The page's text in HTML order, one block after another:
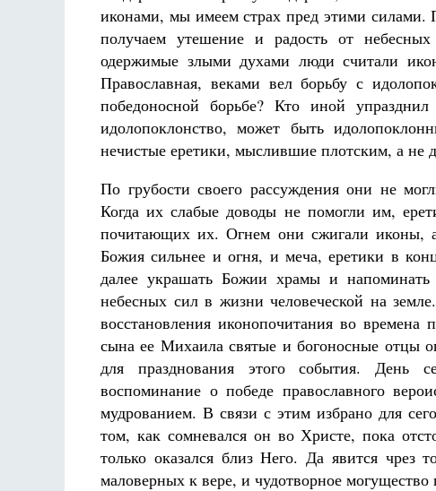
иконами, мы имеем страх пред этими силами.
получаем утешение и радость от
одержимые злыми духами люди считали
Православная, веками вел борьбу с
победоносной борьбе? Кто иной
идолопоклонство, может быть
нечистые еретики, мыслившие плотским, а не
По грубости своего рассуждения они не
Когда их слабые доводы не помогли им,
почитающих их. Огнем они сжигали иконы,
Божия сильнее и огня, и меча, еретики в
далее украшать Божии храмы и
небесных сил в жизни человеческой на
восстановления иконопочитания во
сына ее Михаила святые и богоносные отцы
для празднования этого события. День
воспоминание о победе православного
мудрованием. В связи с этим избрано для
том, как сомневался он во Христе, пока
только оказался близ Него. Да явится чрез
маловерных к вере, и чудотворное могущество